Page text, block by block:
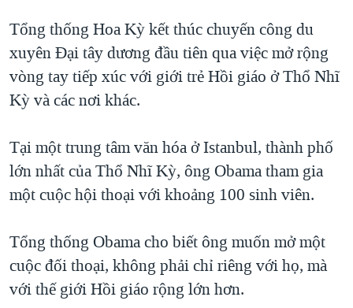
KHOA HỌC
SỨC KHOẺ
VĂN HOÁ
THỂ THAO
NGÀY TỊ NẠN THẾ GIỚI
TRỊNH VĨNH BÌNH - NGƯỜI HẠ 'BÊN THẮNG CUỘC'
GROUND ZERO – XƯA VÀ NAY
CÁC GIÁ TRỊ CỘNG HÒA Ở VIỆT NAM
THƯỢNG ĐỈNH TRUMP-KIM TẠI VIỆT NAM
TRỊNH VĨNH BÌNH VS. CHÍNH PHỦ VIỆT NAM
NGƯ DÂN VIỆT VÀ LÀN SÓNG TRỘM HẢI SÂM
BÊN KIA QUỐC LỘ: TIẾNG VỌNG TỪ NÔNG THÔN MỸ
QUAN HỆ VIỆT MỸ
Ngôn ngữ khác
Tổng thống Hoa Kỳ kết thúc chuyến công du
xuyên Đại tây dương đầu tiên qua việc mở rộng
vòng tay tiếp xúc với giới trẻ Hồi giáo ở Thổ Nhĩ
Kỳ và các nơi khác.
Tại một trung tâm văn hóa ở Istanbul, thành phố
lớn nhất của Thổ Nhĩ Kỳ, ông Obama tham gia
một cuộc hội thoại với khoảng 100 sinh viên.
Tổng thống Obama cho biết ông muốn mở một
cuộc đối thoại, không phải chỉ riêng với họ, mà
với thế giới Hồi giáo rộng lớn hơn.